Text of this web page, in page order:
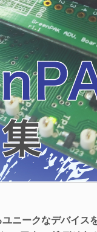
ニークなデバイス